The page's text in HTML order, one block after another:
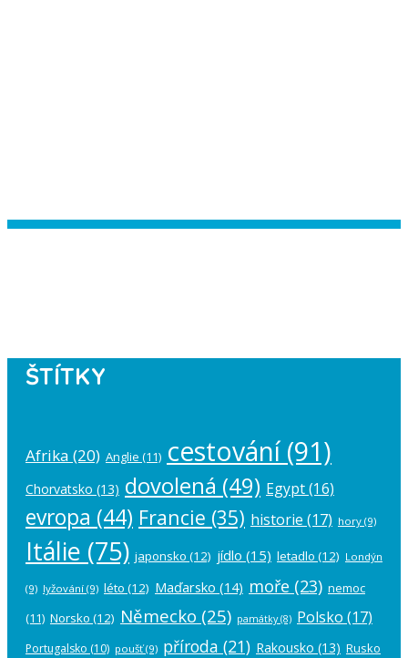
ŠTÍTKY
Afrika (20) Anglie (11) cestování(91)
Chorvatsko (13) dovolená (49) Egypt(16)
evropa (44) Francie (35) historie (17) hory (9)
Itálie (75) japonsko (12) jídlo (15) letadlo (12) Londýn
(9) lyžování (9) léto (12) Maďarsko (14) moře (23) nemoc
(11) Norsko (12) Německo (25) památky(8) Polsko (17)
Portugalsko (10) poušť(9) příroda (21) Rakousko (13) Rusko